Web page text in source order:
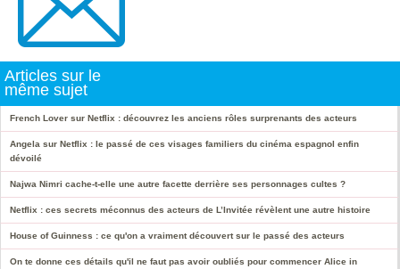
Articles sur le
même sujet
French Lover sur Netflix : découvrez les anciens rôles surprenants des acteurs
Angela sur Netflix : le passé de ces visages familiers du cinéma espagnol enfin
dévoilé
Najwa Nimri cache-t-elle une autre facette derrière ses personnages cultes ?
Netflix : ces secrets méconnus des acteurs de L’Invitée révèlent une autre histoire
House of Guinness : ce qu'on a vraiment découvert sur le passé des acteurs
On te donne ces détails qu'il ne faut pas avoir oubliés pour commencer Alice in